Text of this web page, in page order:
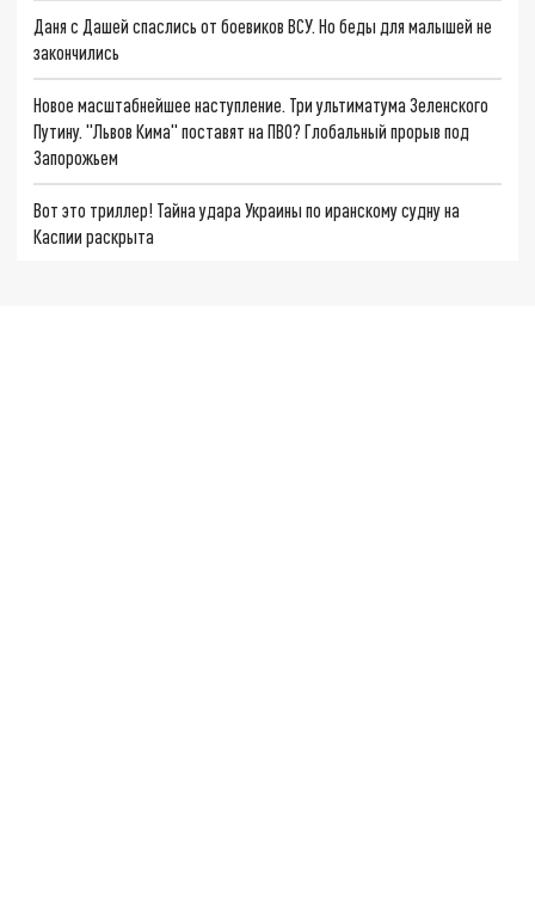
Даня с Дашей спаслись от боевиков ВСУ. Но беды для малышей не
закончились
Новое масштабнейшее наступление. Три ультиматума Зеленского
Путину. "Львов Кима" поставят на ПВО? Глобальный прорыв под
Запорожьем
Вот это триллер! Тайна удара Украины по иранскому судну на
Каспии раскрыта